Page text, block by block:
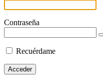
Contraseña
Recuérdame